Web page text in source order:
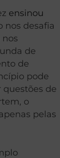
ensinou
nos desafia
nos
de
de
pode
de
o
pelas